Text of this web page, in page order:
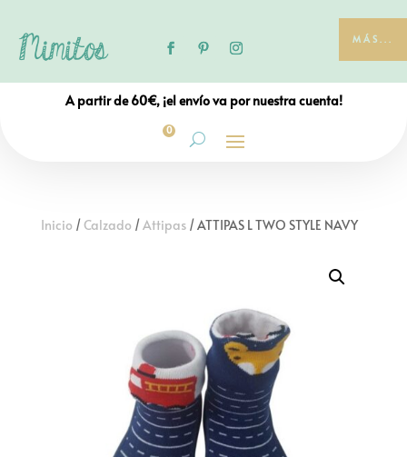
MÁS...
A partir de 60€, ¡el envío va por nuestra cuenta!
0
Inicio /Calzado /Attipas/ ATTIPAS L TWO STYLE NAVY